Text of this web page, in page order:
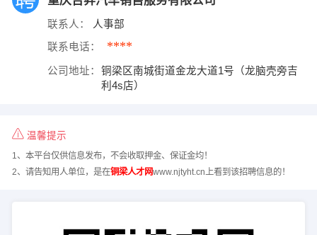
联系人： 人事部
联系电话： ****
公司地址：
铜梁区南城街道金龙大道1号（龙脑壳旁吉
利4s店）
温馨提示
1、本平台仅供信息发布，不会收取押金、保证金均！
2、请告知用人单位，是在铜梁人才网www.njtyht.cn上看到该招聘信息的！